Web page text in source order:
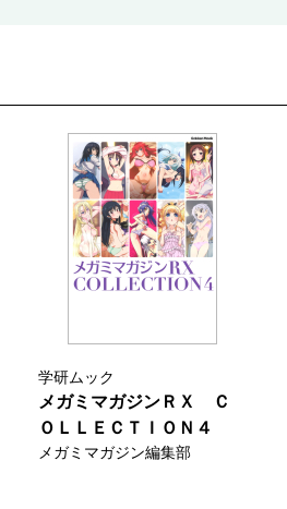
学研ムック
メガミマガジンＲＸ Ｃ
ＯＬＬＥＣＴＩＯＮ４
メガミマガジン編集部